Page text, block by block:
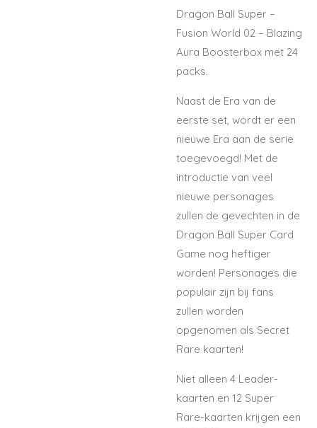
Dragon Ball Super –
Fusion World 02 – Blazing
Aura Boosterbox met 24
packs.
Naast de Era van de
eerste set, wordt er een
nieuwe Era aan de serie
toegevoegd! Met de
introductie van veel
nieuwe personages
zullen de gevechten in de
Dragon Ball Super Card
Game nog heftiger
worden! Personages die
populair zijn bij fans
zullen worden
opgenomen als Secret
Rare kaarten!
Niet alleen 4 Leader-
kaarten en 12 Super
Rare-kaarten krijgen een